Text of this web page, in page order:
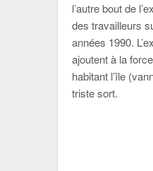
l’autre bout de
des travailleurs
années 1990.
ajoutent à la
habitant l’île
triste sort.